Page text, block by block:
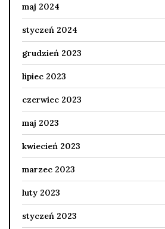
maj 2024
styczeń 2024
grudzień 2023
lipiec 2023
czerwiec 2023
maj 2023
kwiecień 2023
marzec 2023
luty 2023
styczeń 2023